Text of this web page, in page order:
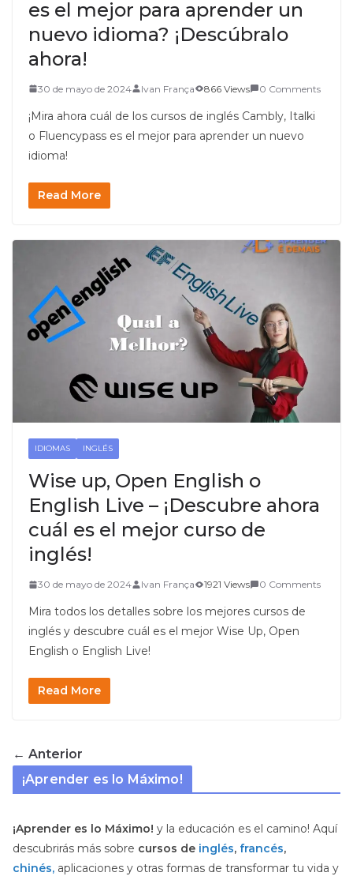
es el mejor para aprender un
nuevo idioma? ¡Descúbralo
ahora!
30 de mayo de 2024 Ivan França 866 Views 0 Comments
¡Mira ahora cuál de los cursos de inglés Cambly, Italki
o Fluencypass es el mejor para aprender un nuevo
idioma!
Read More
IDIOMAS INGLÉS
Wise up, Open English o
English Live – ¡Descubre ahora
cuál es el mejor curso de
inglés!
30 de mayo de 2024 Ivan França 1921 Views 0 Comments
Mira todos los detalles sobre los mejores cursos de
inglés y descubre cuál es el mejor Wise Up, Open
English o English Live!
Read More
← Anterior
¡Aprender es lo Máximo!
¡Aprender es lo Máximo! y la educación es el camino! Aquí
descubrirás más sobre cursos de inglés, francés,
chinés, aplicaciones y otras formas de transformar tu vida y